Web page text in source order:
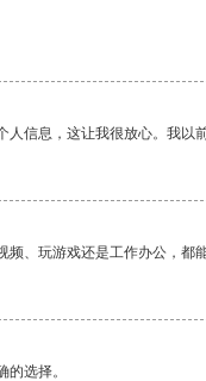
信息，这让我很放心。我
、玩游戏还是工作办公，都
选择。